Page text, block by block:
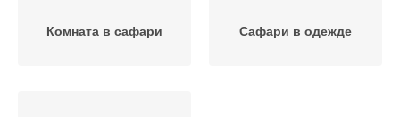
Комната в сафари Сафари в одежде